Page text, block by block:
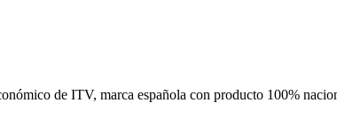
de ITV, marca española con producto 100%